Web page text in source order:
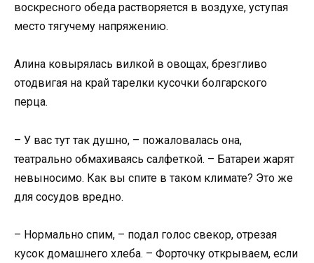
воскресного обеда растворяется в воздухе, уступая
место тягучему напряжению.
Алина ковырялась вилкой в овощах, брезгливо
отодвигая на край тарелки кусочки болгарского
перца.
– У вас тут так душно, – пожаловалась она,
театрально обмахиваясь салфеткой. – Батареи жарят
невыносимо. Как вы спите в таком климате? Это же
для сосудов вредно.
– Нормально спим, – подал голос свекор, отрезая
кусок домашнего хлеба. – Форточку открываем, если